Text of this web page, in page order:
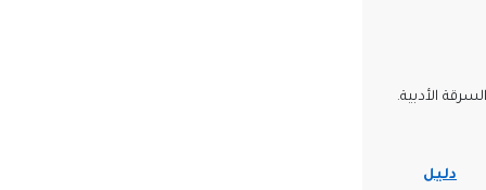
الأدبية.
دليل